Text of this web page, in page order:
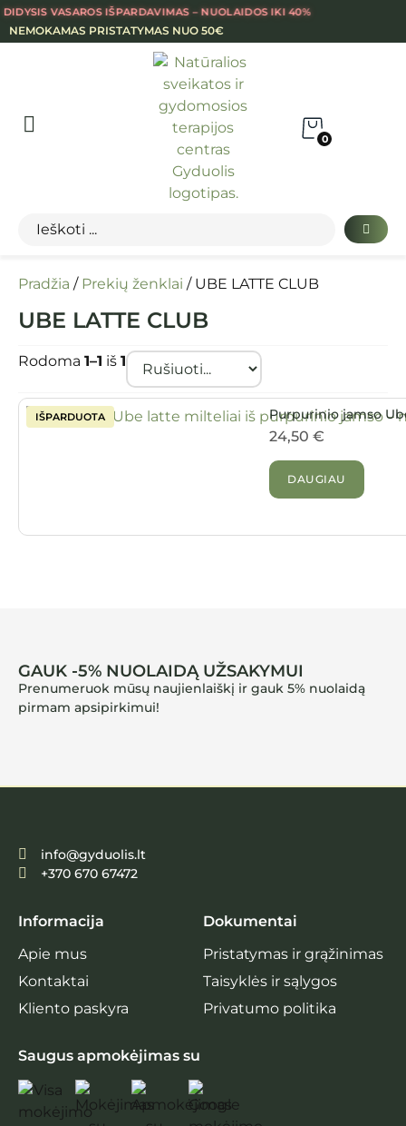
DIDYSIS VASAROS IŠPARDAVIMAS – NUOLAIDOS IKI 40%
NEMOKAMAS PRISTATYMAS NUO 50€
0
Pradžia / Prekių ženklai / UBE LATTE CLUB
UBE LATTE CLUB
Rodoma 1–1 iš 1
Purpurinio jamso
24,50€
DAUGIAU
GAUK -5% NUOLAIDĄ UŽSAKYMUI
Prenumeruok mūsų naujienlaiškį ir gauk 5% nuolaidą
pirmam apsipirkimui!
info@gyduolis.lt
+370 670 67472
Informacija
Apie mus
Kontaktai
Kliento paskyra
Dokumentai
Pristatymas ir grąžinimas
Taisyklės ir sąlygos
Privatumo politika
Saugus apmokėjimas su